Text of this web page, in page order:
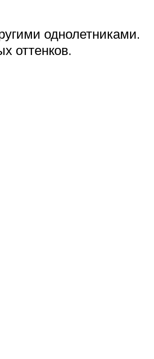
однолетниками.
оттенков.